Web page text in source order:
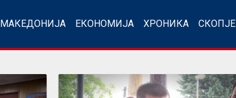
МАКЕДОНИЈА ЕКОНОМИЈА ХРОНИКА СКОПЈЕ